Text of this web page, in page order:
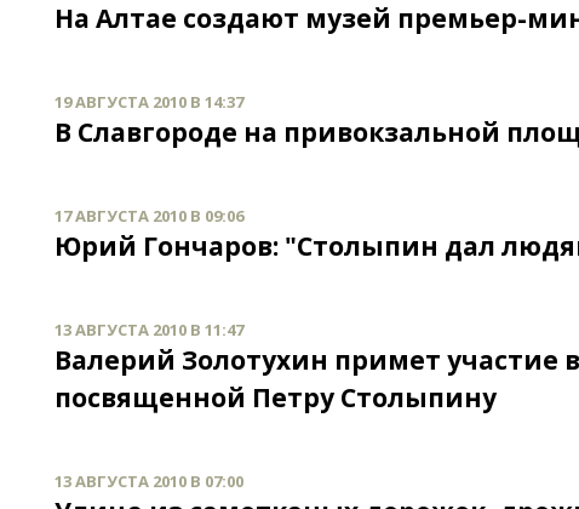
На Алтае создают музей премьер-
19 АВГУСТА 2010 В 14:37
В Славгороде на привокзальной
17 АВГУСТА 2010 В 09:06
Юрий Гончаров: "Столыпин дал
13 АВГУСТА 2010 В 11:47
Валерий Золотухин примет
посвященной Петру Столыпину
13 АВГУСТА 2010 В 07:00